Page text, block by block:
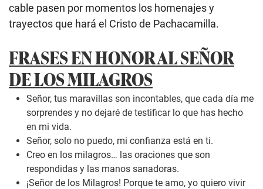
cable pasen por momentos los homenajes y
trayectos que hará el Cristo de Pachacamilla.
FRASES EN HONOR AL SEÑOR
DE LOS MILAGROS
Señor, tus maravillas son incontables, que cada día me
sorprendes y no dejaré de testificar lo que has hecho
en mi vida.
Señor, solo no puedo, mi confianza está en ti.
Creo en los milagros… las oraciones que son
respondidas y las manos sanadoras.
¡Señor de los Milagros! Porque te amo, yo quiero vivir